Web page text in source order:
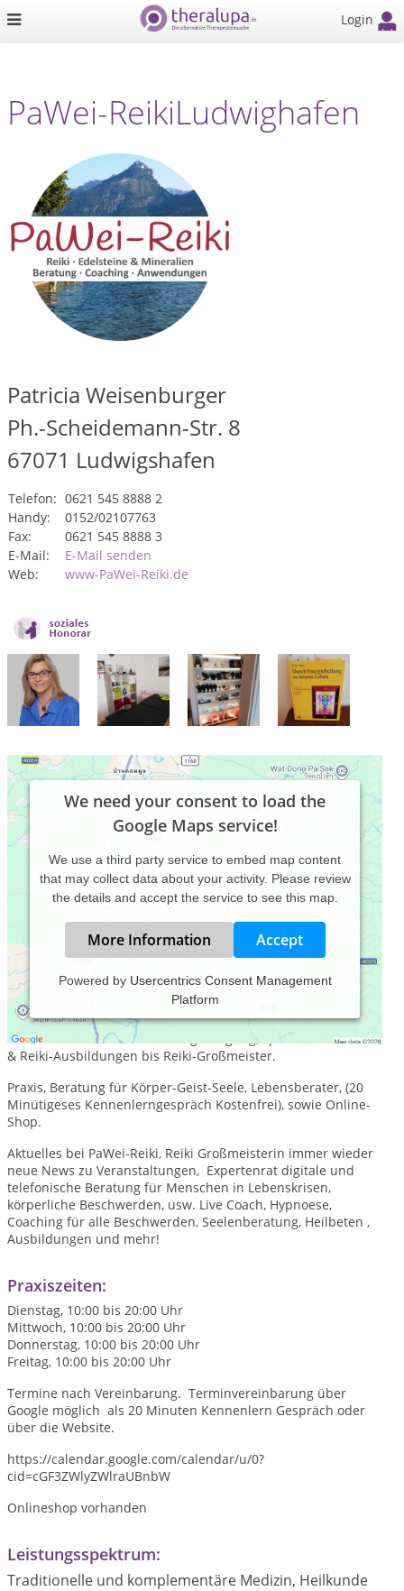
Login
PaWei-ReikiLudwighafen
Patricia Weisenburger
Ph.-Scheidemann-Str. 8
67071 Ludwigshafen
Telefon: 0621 545 8888 2
Handy:
0152/02107763
Fax:
0621 545 8888 3
E-Mail:
E-Mail senden
Web:
www-PaWei-Reiki.de
We need your consent to load the
Google Maps service!
We use a third party service to embed map content
that may collect data about your activity. Please review
the details and accept the service to see this map.
More Information Accept
Powered by Usercentrics Consent Management
Platform
Expertin in Gesundheit, Spiritualität und Psyche,Virtuelle,
digitale Beratung. Reiki Großmeisterin, Hypnose von
Gewichtsreduktion bis Leistungssteigung, spirituelle Lehrerin,
& Reiki-Ausbildungen bis Reiki-Großmeister.
Praxis, Beratung für Körper-Geist-Seele, Lebensberater, (20
Minütigeses Kennenlerngespräch Kostenfrei), sowie Online-
Shop.
Aktuelles bei PaWei-Reiki, Reiki Großmeisterin immer wieder
neue News zu Veranstaltungen, Expertenrat digitale und
telefonische Beratung für Menschen in Lebenskrisen,
körperliche Beschwerden, usw. Live Coach, Hypnoese,
Coaching für alle Beschwerden, Seelenberatung, Heilbeten ,
Ausbildungen und mehr!
Praxiszeiten:
Dienstag, 10:00 bis 20:00 Uhr
Mittwoch, 10:00 bis 20:00 Uhr
Donnerstag, 10:00 bis 20:00 Uhr
Freitag, 10:00 bis 20:00 Uhr
Termine nach Vereinbarung. Terminvereinbarung über
Google möglich als 20 Minuten Kennenlern Gespräch oder
über die Website.
https://calendar.google.com/calendar/u/0?
cid=cGF3ZWlyZWlraUBnbW
Onlineshop vorhanden
Leistungsspektrum:
Traditionelle und komplementäre Medizin, Heilkunde